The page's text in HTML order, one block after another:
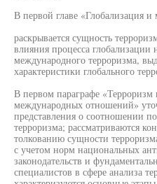
В первой главе «Глобализация
раскрывается сущность
влияния процесса
международного терроризма,
характеристики глобального
В первом параграфе «Терроризм
международных отношений»
представления о соотношении
терроризма; рассматриваются
толкованию сущности
с учетом норм национальных
законодательств и
специалистов в сфере анализа